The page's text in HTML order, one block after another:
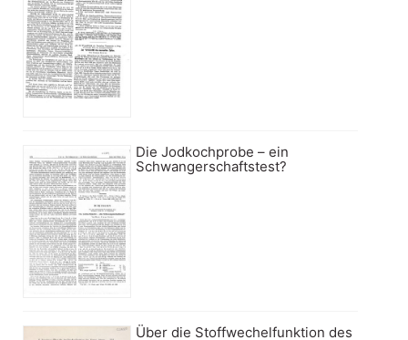
Die Jodkochprobe – ein
Schwangerschaftstest?
Über die Stoffwechelfunktion des